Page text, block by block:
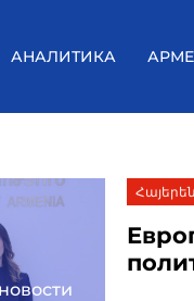
АНАЛИТИКА
Հայերեն